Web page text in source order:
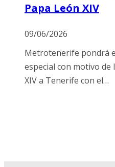
Papa León XIV
09/06/2026
Metrotenerife pondrá
especial con motivo de
XIV a Tenerife con el…